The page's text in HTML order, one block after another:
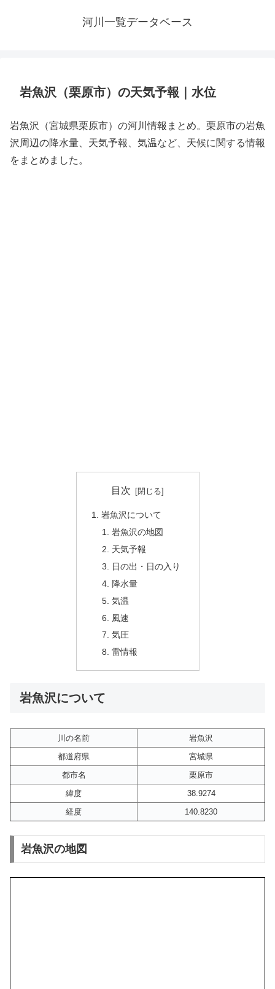
河川一覧データベース
岩魚沢（栗原市）の天気予報｜水位
岩魚沢（宮城県栗原市）の河川情報まとめ。栗原市の岩魚
沢周辺の降水量、天気予報、気温など、天候に関する情報
をまとめました。
目次
岩魚沢について
岩魚沢の地図
天気予報
日の出・日の入り
降水量
気温
風速
気圧
雷情報
岩魚沢について
川の名前
岩魚沢
都道府県
宮城県
都市名
栗原市
緯度
38.9274
経度
140.8230
岩魚沢の地図